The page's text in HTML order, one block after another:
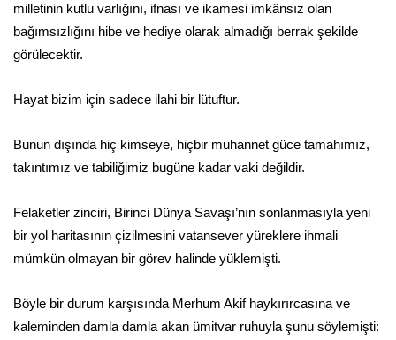
milletinin kutlu varlığını, ifnası ve ikamesi imkânsız olan
bağımsızlığını hibe ve hediye olarak almadığı berrak şekilde
görülecektir.
Hayat bizim için sadece ilahi bir lütuftur.
Bunun dışında hiç kimseye, hiçbir muhannet güce tamahımız,
takıntımız ve tabiliğimiz bugüne kadar vaki değildir.
Felaketler zinciri, Birinci Dünya Savaşı’nın sonlanmasıyla yeni
bir yol haritasının çizilmesini vatansever yüreklere ihmali
mümkün olmayan bir görev halinde yüklemişti.
Böyle bir durum karşısında Merhum Akif haykırırcasına ve
kaleminden damla damla akan ümitvar ruhuyla şunu söylemişti: